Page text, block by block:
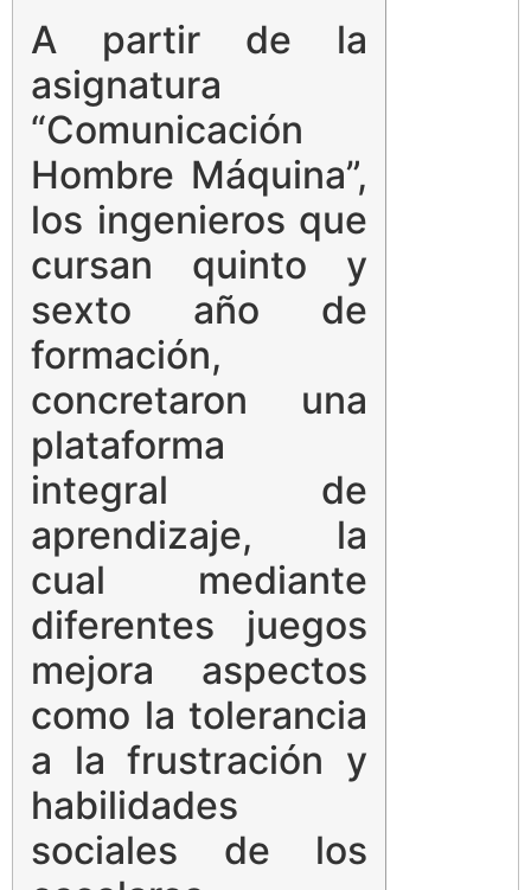
A partir de la
asignatura
“Comunicación
Hombre Máquina”,
los ingenieros que
cursan quinto y
sexto año de
formación,
concretaron una
plataforma
integral de
aprendizaje, la
cual mediante
diferentes juegos
mejora aspectos
como la tolerancia
a la frustración y
habilidades
sociales de los